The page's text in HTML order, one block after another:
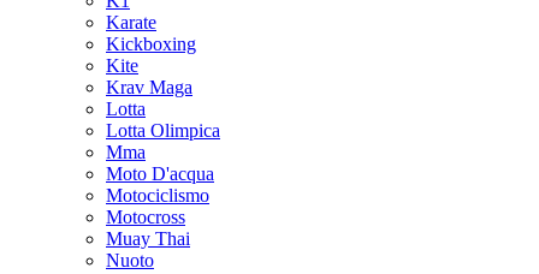
Karate
Kickboxing
Kite
Krav Maga
Lotta
Lotta Olimpica
Mma
Moto D'acqua
Motociclismo
Motocross
Muay Thai
Nuoto